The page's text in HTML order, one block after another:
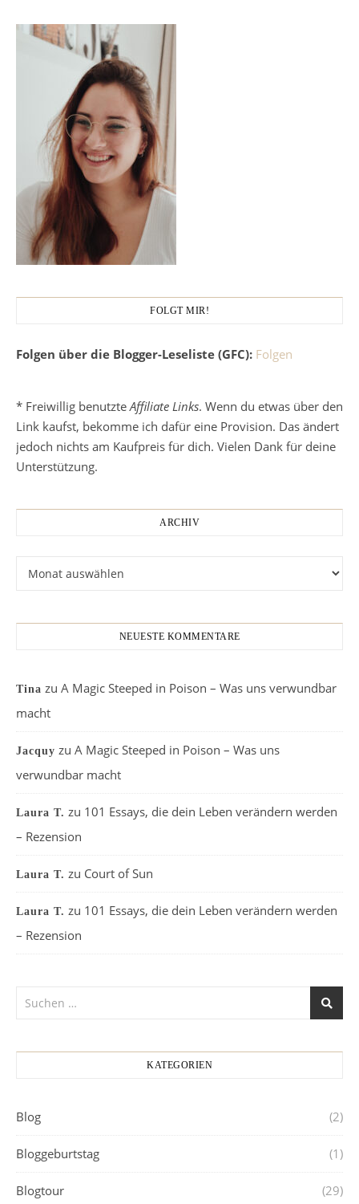
FOLGT MIR!
Folgen über die Blogger-Leseliste (GFC): Folgen
* Freiwillig benutzte Affiliate Links. Wenn du etwas über den
Link kaufst, bekomme ich dafür eine Provision. Das ändert
jedoch nichts am Kaufpreis für dich. Vielen Dank für deine
Unterstützung.
ARCHIV
NEUESTE KOMMENTARE
Tina zu A Magic Steeped in Poison – Was uns verwundbar
macht
Jacquy zu A Magic Steeped in Poison – Was uns
verwundbar macht
Laura T. zu 101 Essays, die dein Leben verändern werden
– Rezension
Laura T. zu Court of Sun
Laura T. zu 101 Essays, die dein Leben verändern werden
– Rezension
KATEGORIEN
Blog (2)
Bloggeburtstag (1)
Blogtour (29)